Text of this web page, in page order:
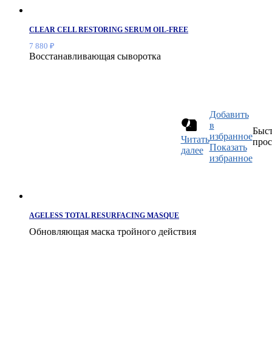
CLEAR CELL RESTORING SERUM OIL-FREE
7 880 ₽
Восстанавливающая сыворотка
Читать
далее
Добавить
в
избранное
Показать
избранное
AGELESS TOTAL RESURFACING MASQUE
Обновляющая маска тройного действия